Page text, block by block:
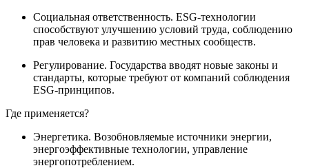
Социальная ответственность. ESG-технологии
способствуют улучшению условий труда, соблюдению
прав человека и развитию местных сообществ.
Регулирование. Государства вводят новые законы и
стандарты, которые требуют от компаний соблюдения
ESG-принципов.
Где применяется?
Энергетика. Возобновляемые источники энергии,
энергоэффективные технологии, управление
энергопотреблением.